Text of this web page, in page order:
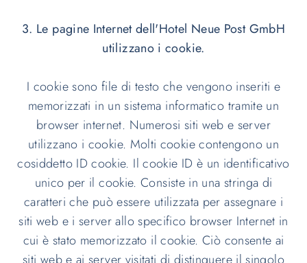
3. Le pagine Internet dell'Hotel Neue Post GmbH
utilizzano i cookie.
I cookie sono file di testo che vengono inseriti e
memorizzati in un sistema informatico tramite un
browser internet. Numerosi siti web e server
utilizzano i cookie. Molti cookie contengono un
cosiddetto ID cookie. Il cookie ID è un identificativo
unico per il cookie. Consiste in una stringa di
caratteri che può essere utilizzata per assegnare i
siti web e i server allo specifico browser Internet in
cui è stato memorizzato il cookie. Ciò consente ai
siti web e ai server visitati di distinguere il singolo